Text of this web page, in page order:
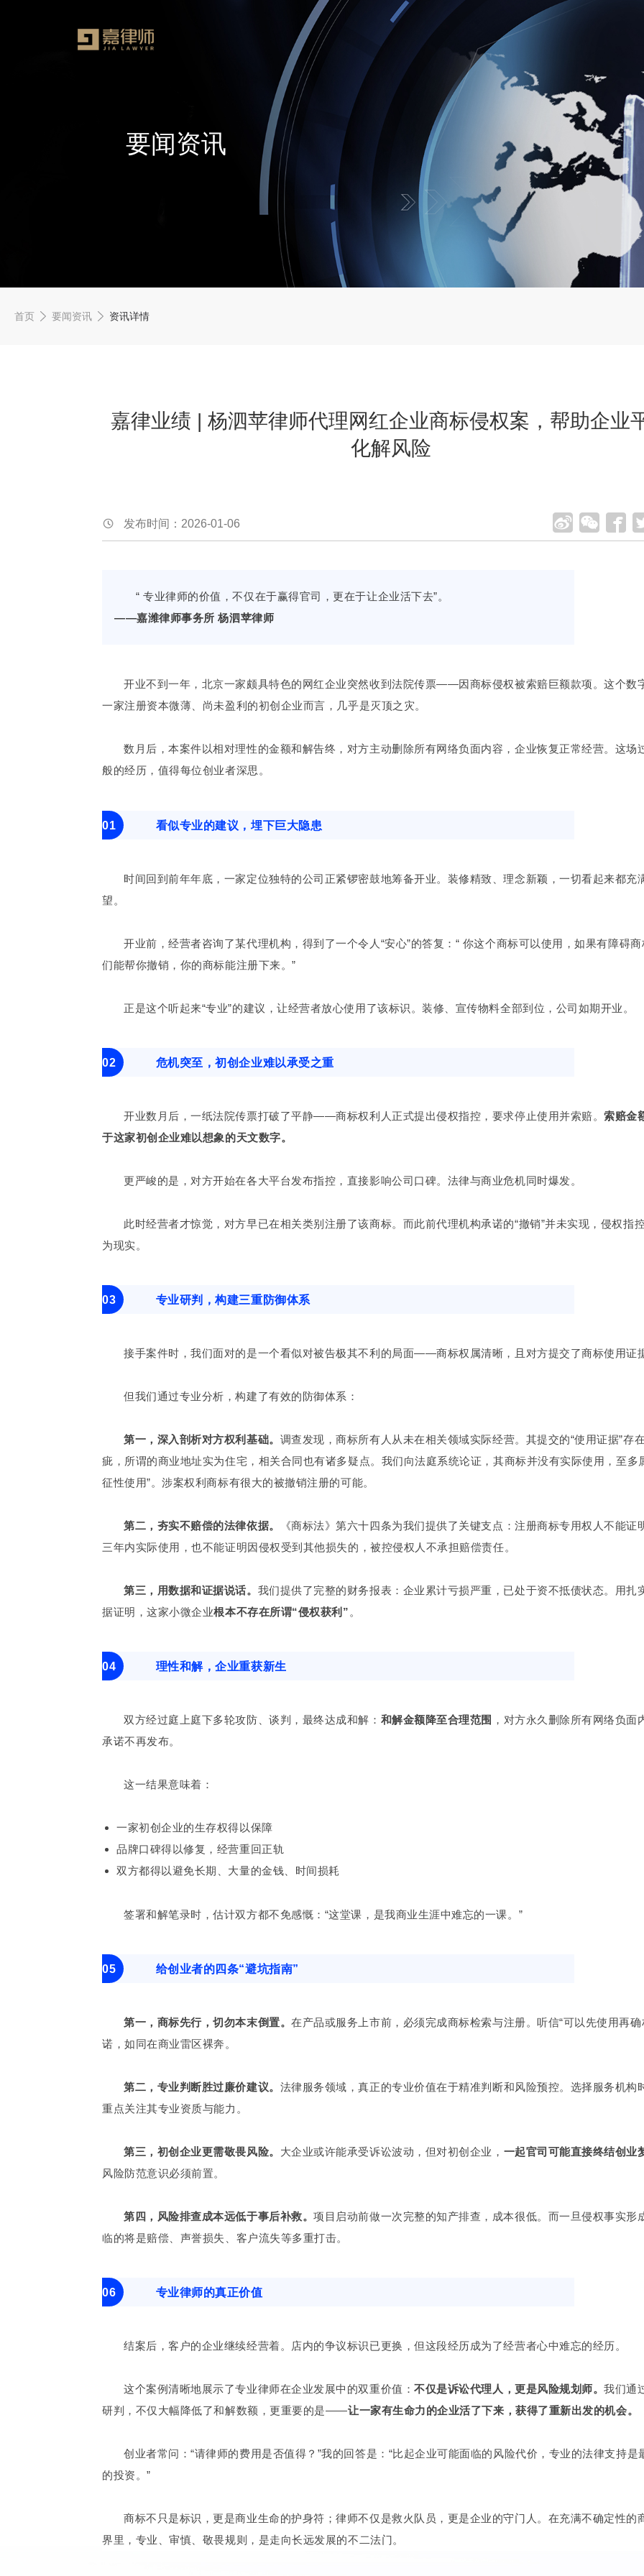
要闻资讯
首页 要闻资讯 资讯详情
嘉律业绩 | 杨泗苹律师代理网红企业商标侵权案，帮助企业
化解风险
发布时间：2026-01-06
“ 专业律师的价值，不仅在于赢得官司，更在于让企业活下去”。
——嘉潍律师事务所 杨泗苹律师
开业不到一年，北京一家颇具特色的网红企业突然收到法院传票——因商标侵权被索赔巨额款项。这个数
一家注册资本微薄、尚未盈利的初创企业而言，几乎是灭顶之灾。
数月后，本案件以相对理性的金额和解告终，对方主动删除所有网络负面内容，企业恢复正常经营。这场
般的经历，值得每位创业者深思。
01 看似专业的建议，埋下巨大隐患
时间回到前年年底，一家定位独特的公司正紧锣密鼓地筹备开业。装修精致、理念新颖，一切看起来都充
望。
开业前，经营者咨询了某代理机构，得到了一个令人“安心”的答复：“ 你这个商标可以使用，如果有障碍
们能帮你撤销，你的商标能注册下来。”
正是这个听起来“专业”的建议，让经营者放心使用了该标识。装修、宣传物料全部到位，公司如期开业。
02 危机突至，初创企业难以承受之重
开业数月后，一纸法院传票打破了平静——商标权利人正式提出侵权指控，要求停止使用并索赔。索赔金
于这家初创企业难以想象的天文数字。
更严峻的是，对方开始在各大平台发布指控，直接影响公司口碑。法律与商业危机同时爆发。
此时经营者才惊觉，对方早已在相关类别注册了该商标。而此前代理机构承诺的“撤销”并未实现，侵权指
为现实。
03 专业研判，构建三重防御体系
接手案件时，我们面对的是一个看似对被告极其不利的局面——商标权属清晰，且对方提交了商标使用证
但我们通过专业分析，构建了有效的防御体系：
第一，深入剖析对方权利基础。 调查发现，商标所有人从未在相关领域实际经营。其提交的“使用证据”存
疵，所谓的商业地址实为住宅，相关合同也有诸多疑点。我们向法庭系统论证，其商标并没有实际使用，至多
征性使用”。涉案权利商标有很大的被撤销注册的可能。
第二，夯实不赔偿的法律依据。
《商标法》第六十四条为我们提供了关键支点：注册商标专用权人不能证
三年内实际使用，也不能证明因侵权受到其他损失的，被控侵权人不承担赔偿责任。
第三，用数据和证据说话。 我们提供了完整的财务报表：企业累计亏损严重，已处于资不抵债状态。用扎
据证明，这家小微企业根本不存在所谓“侵权获利” 。
04 理性和解，企业重获新生
双方经过庭上庭下多轮攻防、谈判，最终达成和解： 和解金额降至合理范围 ，对方永久删除所有网络负面
承诺不再发布。
这一结果意味着：
一家初创企业的生存权得以保障
品牌口碑得以修复，经营重回正轨
双方都得以避免长期、大量的金钱、时间损耗
签署和解笔录时，估计双方都不免感慨：“这堂课，是我商业生涯中难忘的一课。”
05 给创业者的四条“避坑指南”
第一，商标先行，切勿本末倒置。在产品或服务上市前，必须完成商标检索与注册。听信“可以先使用再确
诺，如同在商业雷区裸奔。
第二，专业判断胜过廉价建议。 法律服务领域，真正的专业价值在于精准判断和风险预控。选择服务机构
重点关注其专业资质与能力。
第三，初创企业更需敬畏风险。 大企业或许能承受诉讼波动，但对初创企业， 一起官司可能直接终结创业
风险防范意识必须前置。
第四，风险排查成本远低于事后补救。项目启动前做一次完整的知产排查，成本很低。而一旦侵权事实形
临的将是赔偿、声誉损失、客户流失等多重打击。
06 专业律师的真正价值
结案后，客户的企业继续经营着。店内的争议标识已更换，但这段经历成为了经营者心中难忘的经历。
这个案例清晰地展示了专业律师在企业发展中的双重价值：不仅是诉讼代理人，更是风险规划师。我们通
研判，不仅大幅降低了和解数额，更重要的是——让一家有生命力的企业活了下来，获得了重新出发的机会。
创业者常问：“请律师的费用是否值得？”我的回答是：“比起企业可能面临的风险代价，专业的法律支持是
的投资。”
商标不只是标识，更是商业生命的护身符；律师不仅是救火队员，更是企业的守门人。在充满不确定性的
界里，专业、审慎、敬畏规则，是走向长远发展的不二法门。